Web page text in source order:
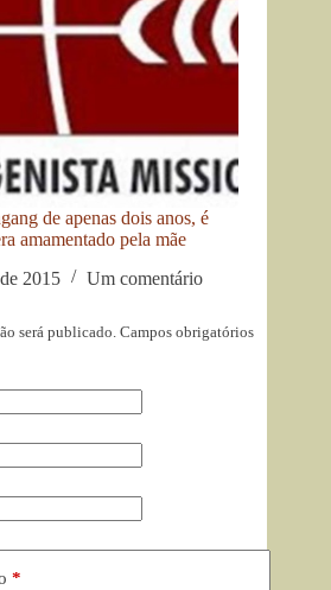
de apenas dois anos, é
amamentado pela mãe
2015
Um comentário
será publicado. Campos obrigatórios
*